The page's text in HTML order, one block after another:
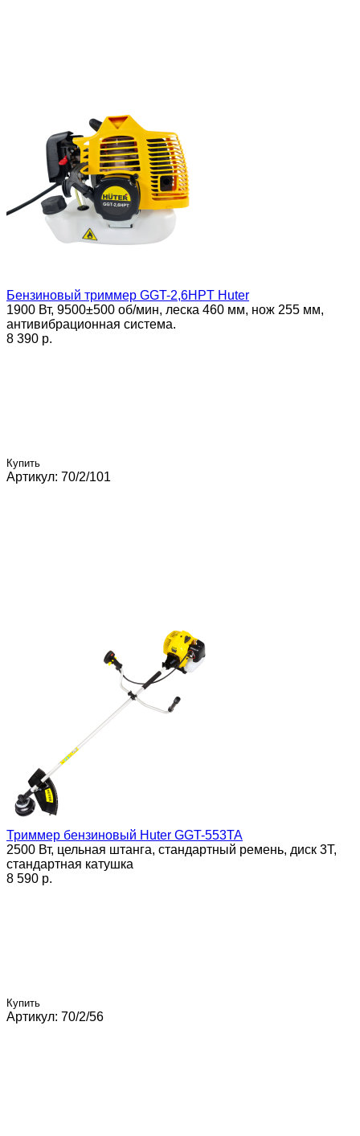
Бензиновый триммер GGT-2,6HPT Huter
1900 Вт, 9500±500 об/мин, леска 460 мм, нож 255 мм,
антивибрационная система.
8 390 p.
Купить
Артикул: 70/2/101
Триммер бензиновый Huter GGT-553TA
2500 Вт, цельная штанга, стандартный ремень, диск 3Т,
стандартная катушка
8 590 p.
Купить
Артикул: 70/2/56